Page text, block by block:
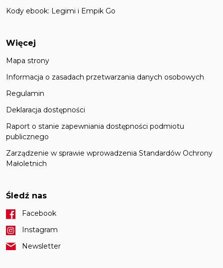
Kody ebook: Legimi i Empik Go
Więcej
Mapa strony
Informacja o zasadach przetwarzania danych osobowych
Regulamin
Deklaracja dostępności
Raport o stanie zapewniania dostępności podmiotu
publicznego
Zarządzenie w sprawie wprowadzenia Standardów Ochrony
Małoletnich
Śledź nas
Facebook
Instagram
Newsletter